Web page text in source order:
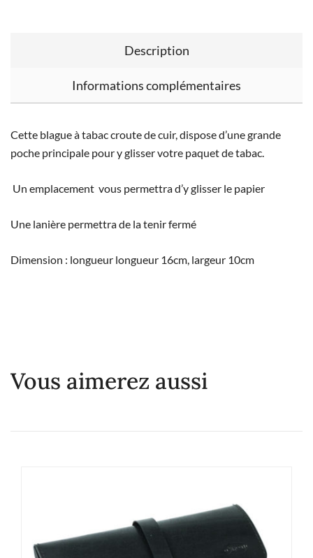
Description
Informations complémentaires
Cette blague à tabac croute de cuir, dispose d’une grande
poche principale pour y glisser votre paquet de tabac.
Un emplacement vous permettra d’y glisser le papier
Une lanière permettra de la tenir fermé
Dimension : longueur longueur 16cm, largeur 10cm
Vous aimerez aussi